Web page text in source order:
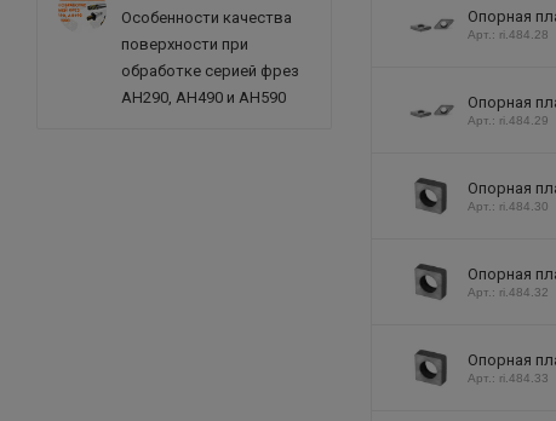
Опорная
Арт.: ri.484.28
Опорная
Арт.: ri.484.29
Опорная
Арт.: ri.484.30
Опорная
Арт.: ri.484.32
Опорная
Арт.: ri.484.33
Особенности качества
поверхности при
обработке серией фрез
AH290, AH490 и AH590